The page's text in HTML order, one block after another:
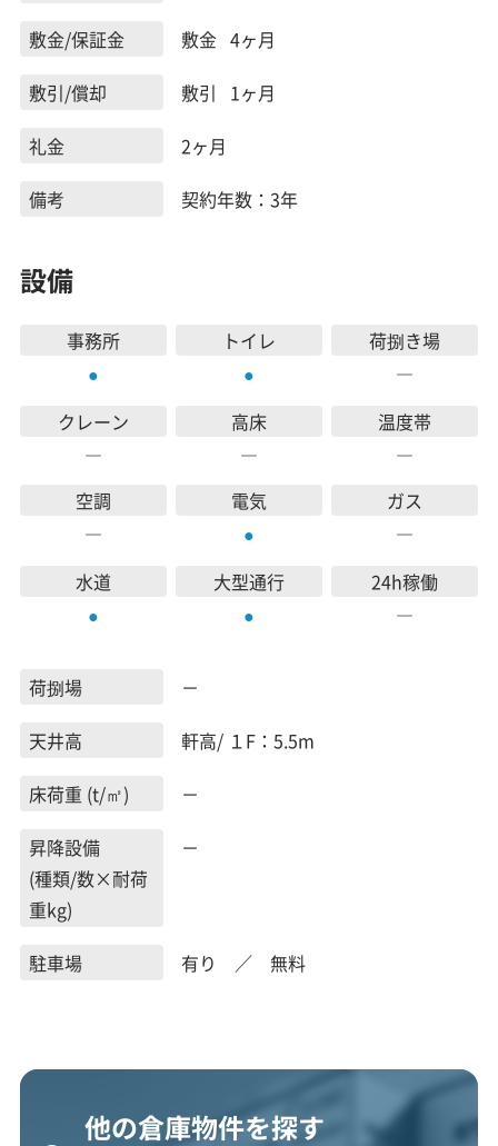
敷金/保証金
敷金 4ヶ月
敷引/償却
敷引 1ヶ月
礼金
2ヶ月
備考
契約年数：3年
設備
事務所
●
トイレ
●
荷捌き場
―
クレーン
―
高床
―
温度帯
―
空調
―
電気
●
ガス
―
水道
●
大型通行
●
24h稼働
―
荷捌場
－
天井高
軒高/ １F：5.5m
床荷重 (t/㎡)
－
昇降設備
(種類/数×耐荷
重kg)
－
駐車場 有り ／ 無料
他の倉庫物件を探す